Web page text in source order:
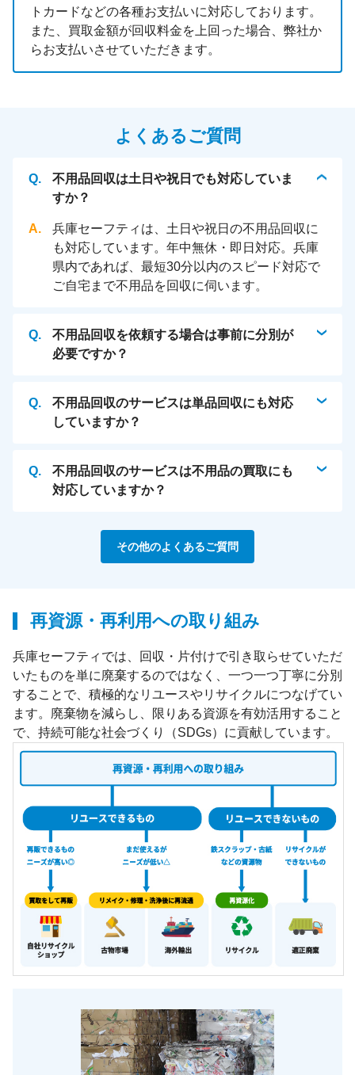
トカードなどの各種お支払いに対応しております。
また、買取金額が回収料金を上回った場合、弊社か
らお支払いさせていただきます。
よくあるご質問
不用品回収は土日や祝日でも対応していま
すか？
兵庫セーフティは、土日や祝日の不用品回収に
も対応しています。年中無休・即日対応。兵庫
県内であれば、最短30分以内のスピード対応で
ご自宅まで不用品を回収に伺います。
不用品回収を依頼する場合は事前に分別が
必要ですか？
不用品回収のサービスは単品回収にも対応
していますか？
不用品回収のサービスは不用品の買取にも
対応していますか？
その他のよくあるご質問
再資源・再利用への取り組み
兵庫セーフティでは、回収・片付けで引き取らせていただ
いたものを単に廃棄するのではなく、一つ一つ丁寧に分別
することで、積極的なリユースやリサイクルにつなげてい
ます。廃棄物を減らし、限りある資源を有効活用すること
で、持続可能な社会づくり（SDGs）に貢献しています。